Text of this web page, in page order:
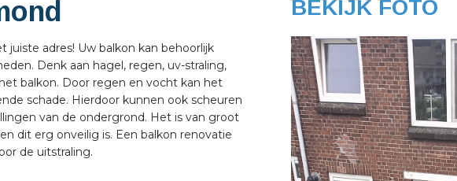
juiste adres! Uw balkon kan behoorlijk
Denk aan hagel, regen, uv-straling,
balkon. Door regen en vocht kan het
schade. Hierdoor kunnen ook scheuren
van de ondergrond. Het is van groot
dit erg onveilig is. Een balkon renovatie
de uitstraling.
BEKIJK FOTO